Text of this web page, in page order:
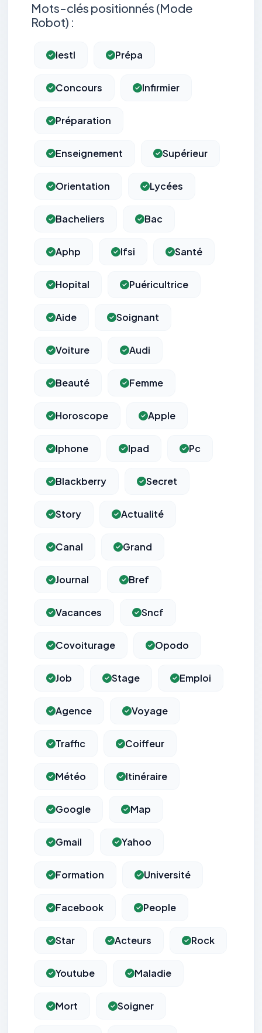
Mots-clés positionnés (Mode
Robot) :
Iestl Prépa
Concours Infirmier
Préparation
Enseignement Supérieur
Orientation Lycées
Bacheliers Bac
Aphp Ifsi Santé
Hopital Puéricultrice
Aide Soignant
Voiture Audi
Beauté Femme
Horoscope Apple
Iphone Ipad Pc
Blackberry Secret
Story Actualité
Canal Grand
Journal Bref
Vacances Sncf
Covoiturage Opodo
Job Stage Emploi
Agence Voyage
Traffic Coiffeur
Météo Itinéraire
Google Map
Gmail Yahoo
Formation Université
Facebook People
Star Acteurs Rock
Youtube Maladie
Mort Soigner